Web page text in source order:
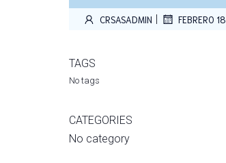
CRSASADMIN FEBRERO 18
TAGS
No tags
CATEGORIES
No category